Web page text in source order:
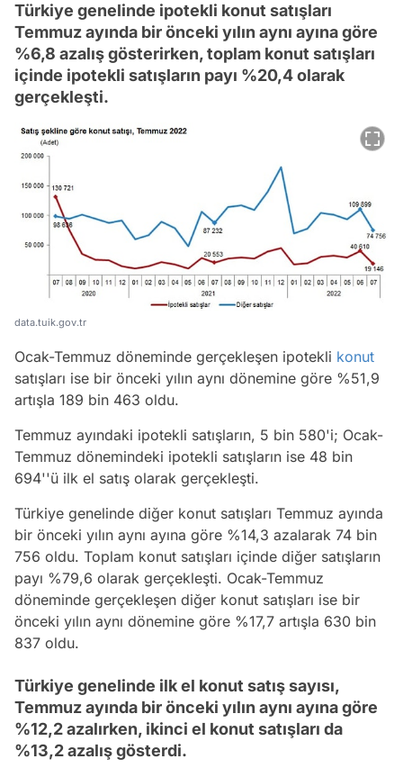
Türkiye genelinde ipotekli konut satışları
Temmuz ayında bir önceki yılın aynı ayına göre
%6,8 azalış gösterirken, toplam konut satışları
içinde ipotekli satışların payı %20,4 olarak
gerçekleşti.
data.tuik.gov.tr
Ocak-Temmuz döneminde gerçekleşen ipotekli konut
satışları ise bir önceki yılın aynı dönemine göre %51,9
artışla 189 bin 463 oldu.
Temmuz ayındaki ipotekli satışların, 5 bin 580'i; Ocak-
Temmuz dönemindeki ipotekli satışların ise 48 bin
694''ü ilk el satış olarak gerçekleşti.
Türkiye genelinde diğer konut satışları Temmuz ayında
bir önceki yılın aynı ayına göre %14,3 azalarak 74 bin
756 oldu. Toplam konut satışları içinde diğer satışların
payı %79,6 olarak gerçekleşti. Ocak-Temmuz
döneminde gerçekleşen diğer konut satışları ise bir
önceki yılın aynı dönemine göre %17,7 artışla 630 bin
837 oldu.
Türkiye genelinde ilk el konut satış sayısı,
Temmuz ayında bir önceki yılın aynı ayına göre
%12,2 azalırken, ikinci el konut satışları da
%13,2 azalış gösterdi.